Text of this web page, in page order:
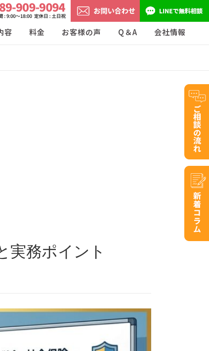
容 料金 お客様の声 Q＆A 会社情報
実務ポイント